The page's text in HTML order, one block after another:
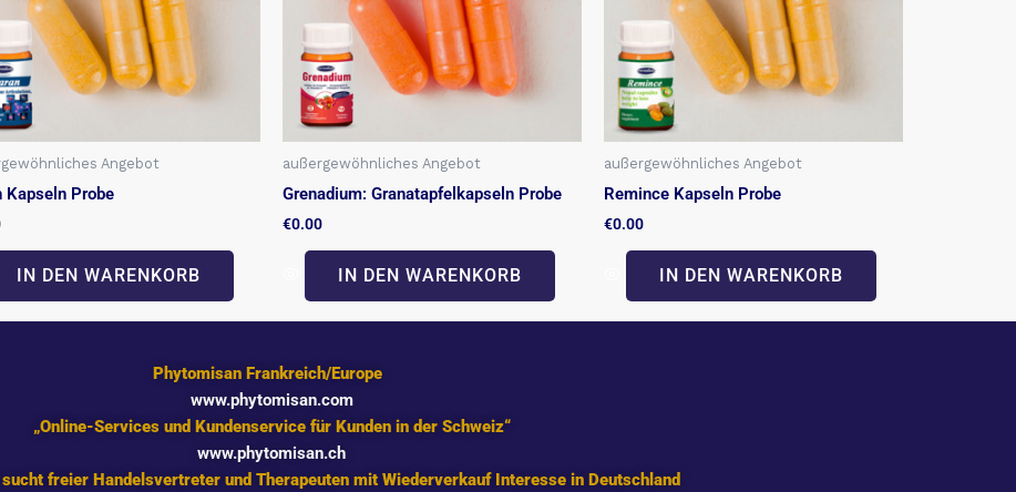
Angebot
Kapseln Probe
IN DEN WARENKORB
außergewöhnliches Angebot
Grenadium: Granatapfelkapseln Probe
€0.00
IN DEN WARENKORB
außergewöhnliches Angebot
Remince Kapseln Probe
€0.00
IN DEN WARENKORB
Phytomisan Frankreich/Europe
www.phytomisan.com
„Online-Services und Kundenservice für Kunden in der Schweiz“
www.phytomisan.ch
freier Handelsvertreter und Therapeuten mit Wiederverkauf Interesse in Deutschland